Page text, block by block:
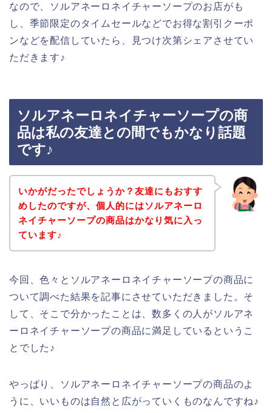
なので、ソルアネーロネイチャーソープのお店がも
し、季節限定のタイムセールなどでお得な割引クーポ
ンなどを配信していたら、見つけ次第シェアさせてい
ただきます♪
ソルアネーロネイチャーソープの商
品は私の友達との間でもかなり話題
です♪
いかがだったでしょうか？友達にもおすす
めしたのですが、個人的にはソルアネーロ
ネイチャーソープの商品はかなり気に入っ
ています♪
今回、色々とソルアネーロネイチャーソープの商品に
ついて調べた結果を記事にさせていただきました。そ
して、そこで分かったことは、数多くの人がソルアネ
ーロネイチャーソープの商品に満足しているというこ
とでした♪
やっぱり、ソルアネーロネイチャーソープの商品のよ
うに、いいものは自然と広がっていくものなんですね♪